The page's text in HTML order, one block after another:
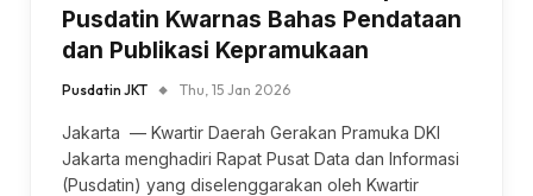
Pusdatin Kwarnas Bahas Pendataan
dan Publikasi Kepramukaan
Pusdatin JKT Thu, 15 Jan 2026
Jakarta — Kwartir Daerah Gerakan Pramuka DKI
Jakarta menghadiri Rapat Pusat Data dan Informasi
(Pusdatin) yang diselenggarakan oleh Kwartir